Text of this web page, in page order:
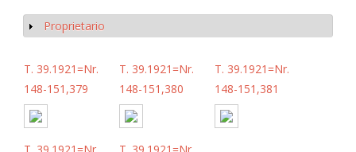
Mostrar
Proprietario
T. 39.1921=Nr.
148-151,379
T. 39.1921=Nr.
148-151,380
T. 39.1921=Nr.
148-151,381
T. 39.1921=Nr.
T. 39.1921=Nr.